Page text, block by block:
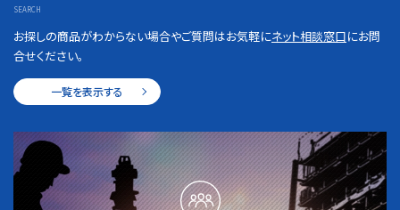
SEARCH
お探しの商品がわからない場合やご質問はお気軽にネット相談窓口にお問
合せください。
一覧を表示する